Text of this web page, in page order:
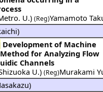
U.) (Reg)Yamamoto
)
for Analyzing Flow
Channels
U.) (Reg)Murakami
)